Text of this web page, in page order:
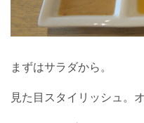
まずはサラダから。
見た目スタイリッシュ。